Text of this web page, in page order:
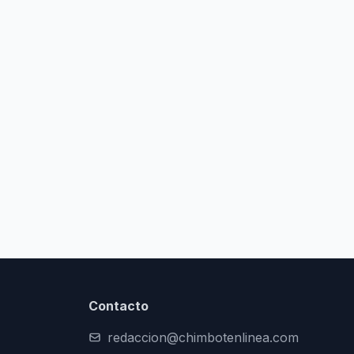
Contacto
redaccion@chimbotenlinea.com